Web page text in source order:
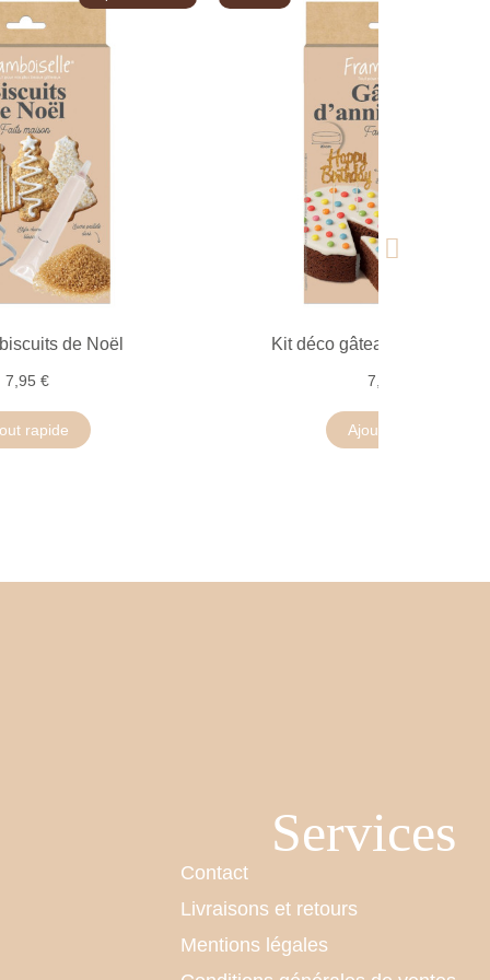
de Noël
7,95 €
rapide
Kit déco gâteau
7,95 €
Ajout rapide
Services
Contact
Livraisons et retours
Mentions légales